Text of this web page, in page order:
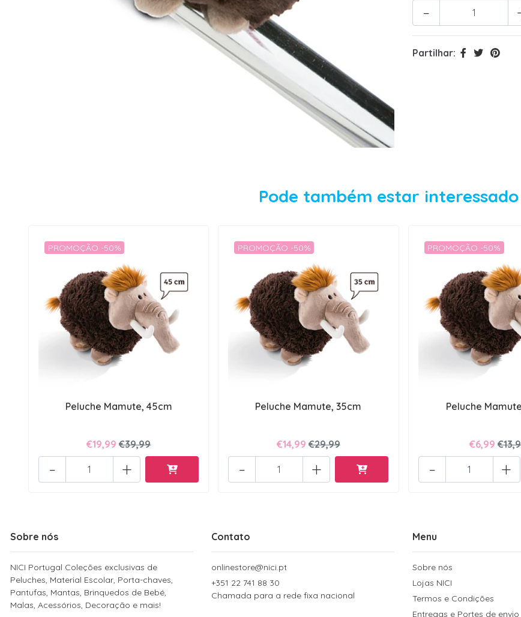
-
Partilhar:
Pode também estar
PROMOÇÃO -50%
Peluche Mamute, 45cm
€19,99 €39,99
+
-
PROMOÇÃO -50%
Peluche Mamute, 35cm
€14,99 €29,99
+
-
PROMOÇÃO -50%
Peluche
€6,99
+
-
Sobre nós
NICI Portugal Coleções exclusivas de
Peluches, Material Escolar, Porta-chaves,
Pantufas, Mantas, Brinquedos de Bebé,
Malas, Acessórios, Decoração e mais!
Contato
onlinestore@nici.pt
+351 22 741 88 30
Chamada para a rede fixa nacional
Menu
Sobre nós
Lojas NICI
Termos e Condições
Entregas e Portes de envio